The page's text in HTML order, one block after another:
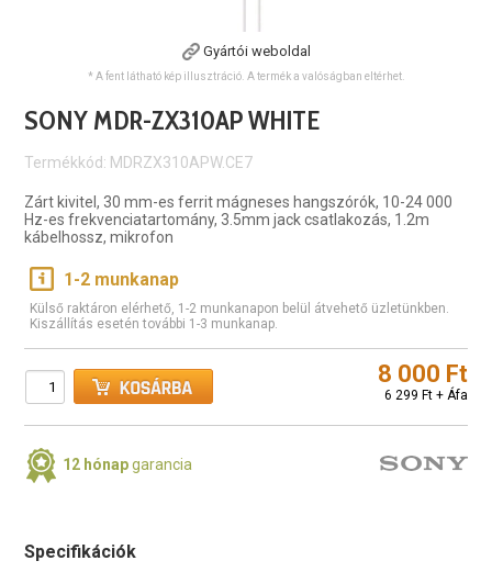
Gyártói weboldal
* A fent látható kép illusztráció. A termék a valóságban eltérhet.
SONY MDR-ZX310AP WHITE
Termékkód: MDRZX310APW.CE7
Zárt kivitel, 30 mm-es ferrit mágneses hangszórók, 10-24 000
Hz-es frekvenciatartomány, 3.5mm jack csatlakozás, 1.2m
kábelhossz, mikrofon
1-2 munkanap
Külső raktáron elérhető, 1-2 munkanapon belül átvehető üzletünkben.
Kiszállítás esetén további 1-3 munkanap.
8 000 Ft
6 299 Ft + Áfa
12 hónapgarancia
Specifikációk